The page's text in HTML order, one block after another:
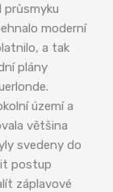
moderní
a tak
plány
území a
většina
svedeny do
postup
záplavové